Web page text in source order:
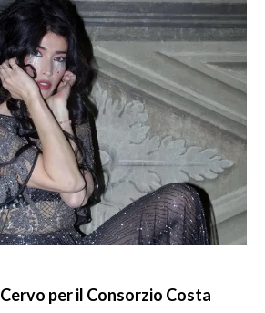
per il Consorzio Costa